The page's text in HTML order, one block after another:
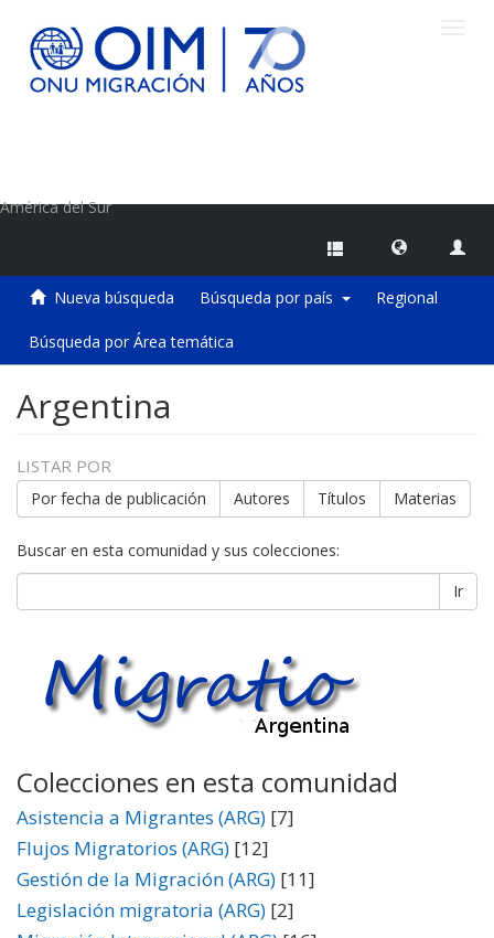
América del Sur
Nueva búsqueda Búsqueda por país Regional
Búsqueda por Área temática
Argentina
LISTAR POR
Por fecha de publicación Autores Títulos Materias
Buscar en esta comunidad y sus colecciones:
Ir
Colecciones en esta comunidad
Asistencia a Migrantes (ARG) [7]
Flujos Migratorios (ARG) [12]
Gestión de la Migración (ARG) [11]
Legislación migratoria (ARG) [2]